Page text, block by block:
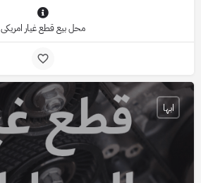
محل بيع قطع غيار امريكي
ابها